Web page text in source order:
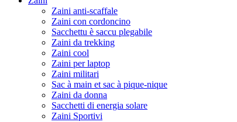
Zaini anti-scaffale
Zaini con cordoncino
Sacchettu è saccu plegabile
Zaini da trekking
Zaini cool
Zaini per laptop
Zaini militari
Sac à main et sac à pique-nique
Zaini da donna
Sacchetti di energia solare
Zaini Sportivi